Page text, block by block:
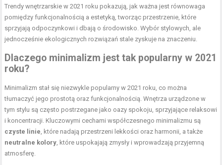
Trendy wnętrzarskie w 2021 roku pokazują, jak ważna jest równowaga
pomiędzy funkcjonalnością a estetyką, tworząc przestrzenie, które
sprzyjają odpoczynkowi i dbają o środowisko. Wybór stylowych, ale
jednocześnie ekologicznych rozwiązań stale zyskuje na znaczeniu.
Dlaczego minimalizm jest tak popularny w 2021
roku?
Minimalizm stał się niezwykle popularny w 2021 roku, co można
tłumaczyć jego prostotą oraz funkcjonalnością. Wnętrza urządzone w
tym stylu są często postrzegane jako oazy spokoju, sprzyjające relaksowi
i koncentracji. Kluczowymi cechami współczesnego minimalizmu są
czyste linie , które nadają przestrzeni lekkości oraz harmonii, a także
neutralne kolory , które uspokajają zmysły i wprowadzają przyjemną
atmosferę.